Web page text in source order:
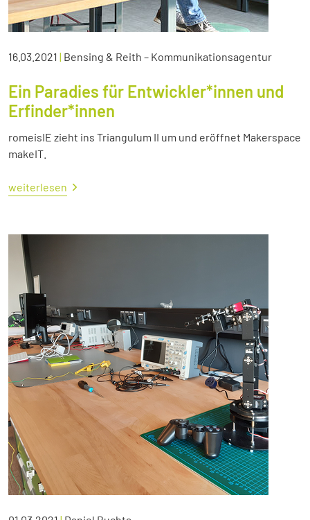
16.03.2021 | Bensing & Reith – Kommunikationsagentur
Ein Paradies für Entwickler*innen und
Erfinder*innen
romeisIE zieht ins Triangulum II um und eröffnet Makerspace
makeIT.
weiterlesen